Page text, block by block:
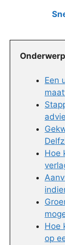
Een
Hoe
Hoe
op